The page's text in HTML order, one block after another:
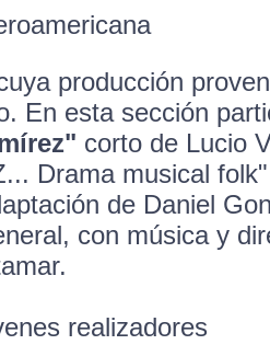
producción
En esta sección
corto de Lucio
Drama musical
de Daniel
con música y
realizadores